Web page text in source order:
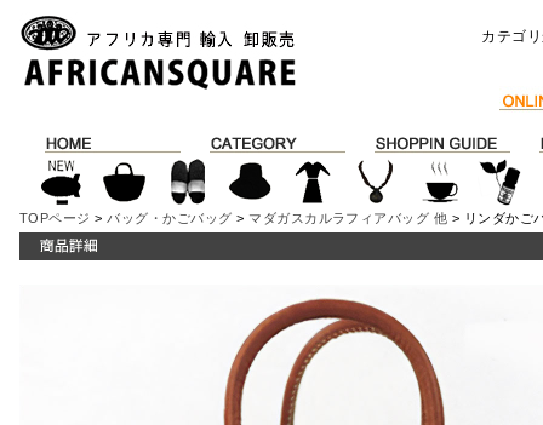
カテゴ
TOPページ > バッグ・かごバッグ > マダガスカルラフィアバッグ 他 > リンダかご